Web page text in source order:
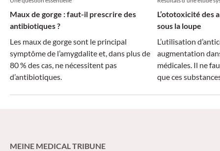
Maux de gorge : faut-il prescrire des
antibiotiques ?
Les maux de gorge sont le principal
symptôme de l’amygdalite et, dans plus de
80 % des cas, ne nécessitent pas
d’antibiotiques.
L’ototoxicité des
sous la loupe
L’utilisation
augmentation
médicales. Il ne
que ces
MEINE MEDICAL TRIBUNE